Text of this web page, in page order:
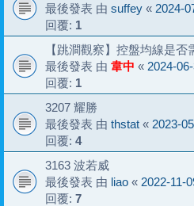
最後發表 由 suffey « 2024-
回覆: 1
【跳澗觀察】控盤均線是
最後發表 由 韋中 « 2024-
回覆: 1
3207 耀勝
最後發表 由 thstat « 2023-
回覆: 4
3163 波若威
最後發表 由 liao « 2022-11-
回覆: 7